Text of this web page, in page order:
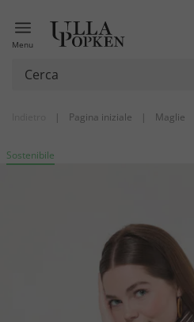
Menu
| Pagina iniziale | Maglie
Sostenibile